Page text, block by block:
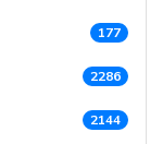
177
2286
2144